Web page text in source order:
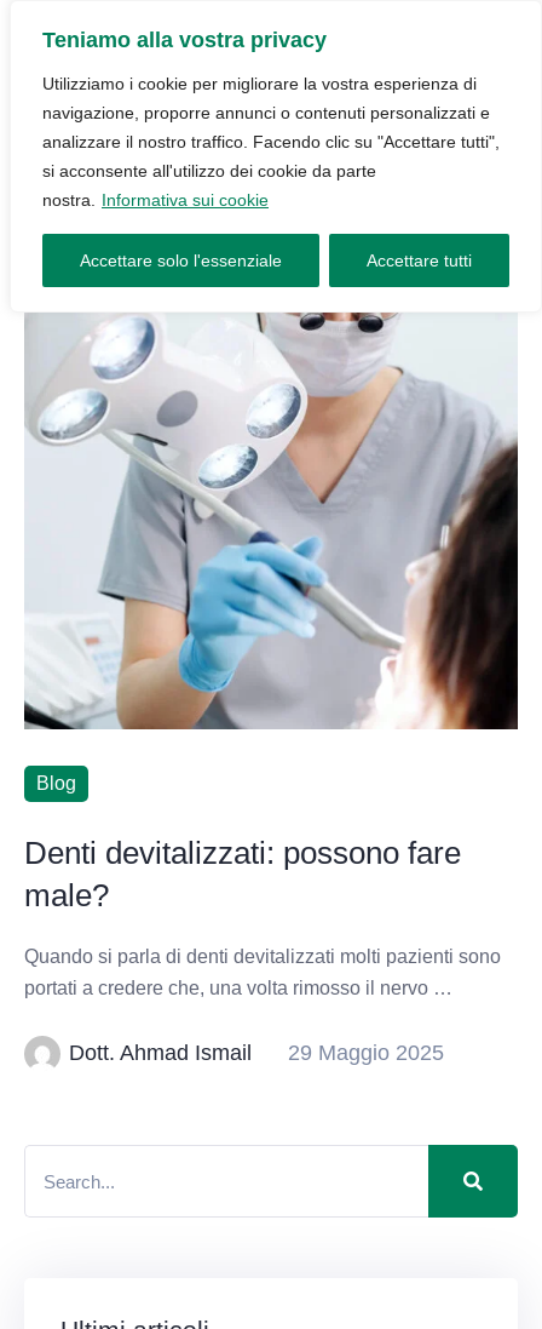
Teniamo alla vostra privacy
Utilizziamo i cookie per migliorare la vostra esperienza di
navigazione, proporre annunci o contenuti personalizzati e
analizzare il nostro traffico. Facendo clic su "Accettare tutti",
si acconsente all'utilizzo dei cookie da parte
nostra.
Informativa sui cookie
Accettare solo l'essenziale Accettare tutti
Blog
Denti devitalizzati: possono fare
male?
Quando si parla di denti devitalizzati molti pazienti sono
portati a credere che, una volta rimosso il nervo …
Dott. Ahmad Ismail 29 Maggio 2025